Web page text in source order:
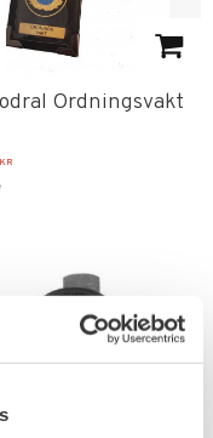
till i favoriter
Ordningsvakt
KR